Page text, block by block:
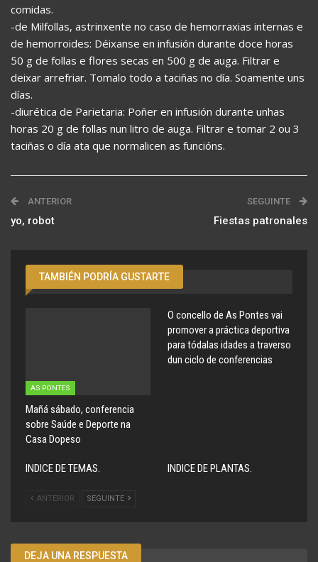
comidas.
-de Milfollas, astrinxente no caso de hemorraxias internas e
de hemorroides: Déixanse en infusión durante doce horas
50 g de follas e flores secas en 500 g de auga. Filtrar e
deixar arrefriar. Tomalo todo a taciñas no día. Soamente uns
días.
-diurética de Parietaria: Poñer en infusión durante unhas
horas 20 g de follas nun litro de auga. Filtrar e tomar 2 ou 3
taciñas o día ata que normalicen as funcións.
ANTERIOR
yo, robot
SEGUINTE
Fiestas patronales
TAMBIÉN PODRÍA GUSTARTE
AS PONTES
Mañá sábado, conferencia
sobre Saúde e Deporte na
Casa Dopeso
O concello de As Pontes vai
promover a práctica deportiva
para tódalas idades a traverso
dun ciclo de conferencias
INDICE DE TEMAS. INDICE DE PLANTAS.
ANTERIOR SEGUINTE
DEJA UNA RESPUESTA